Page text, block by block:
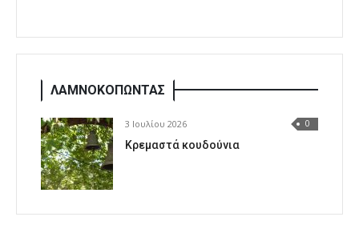
ΛΑΜΝΟΚΟΠΩΝΤΑΣ
3 Ιουλίου 2026 0
Κρεμαστά κουδούνια